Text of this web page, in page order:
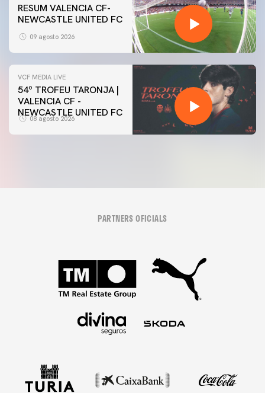
RESUM VALENCIA CF-
NEWCASTLE UNITED FC
09 agosto 2026
VCF MEDIA LIVE
54º TROFEU TARONJA |
VALENCIA CF -
NEWCASTLE UNITED FC
08 agosto 2026
PARTNERS OFICIALS